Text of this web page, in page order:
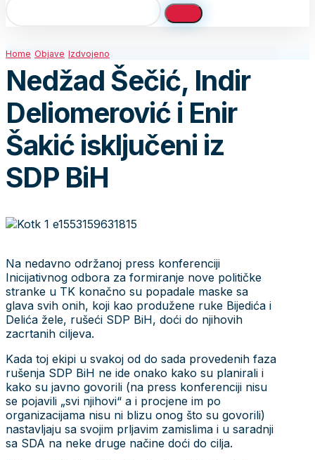
Home Objave Izdvojeno
Nedžad Šečić, Indir
Deliomerović i Enir
Šakić isključeni iz
SDP BiH
Na nedavno održanoj press konferenciji
Inicijativnog odbora za formiranje nove političke
stranke u TK konačno su popadale maske sa
glava svih onih, koji kao produžene ruke Bijedića i
Delića žele, rušeći SDP BiH, doći do njihovih
zacrtanih ciljeva.
Kada toj ekipi u svakoj od do sada provedenih faza
rušenja SDP BiH ne ide onako kako su planirali i
kako su javno govorili (na press konferenciji nisu
se pojavili „svi njihovi“ a i procjene im po
organizacijama nisu ni blizu onog što su govorili)
nastavljaju sa svojim prljavim zamislima i u saradnji
sa SDA na neke druge načine doći do cilja.